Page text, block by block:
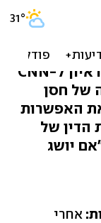
ראש ממשלת לבנון המיועד דחה בראיון ל-CNN
של חסן
האפשרות
הדין של
יושג
אחרי